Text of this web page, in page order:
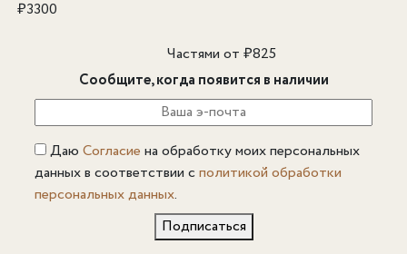
₽3300
Частями от ₽825
Сообщите, когда появится в наличии
Даю Согласие на обработку моих персональных
данных в соответствии сполитикой обработки
персональных данных.
Подписаться